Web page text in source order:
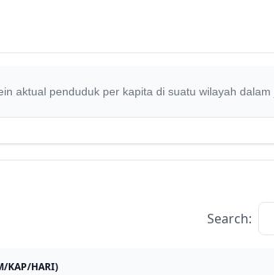
aktual penduduk per kapita di suatu wilayah
Search:
KAP/HARI)